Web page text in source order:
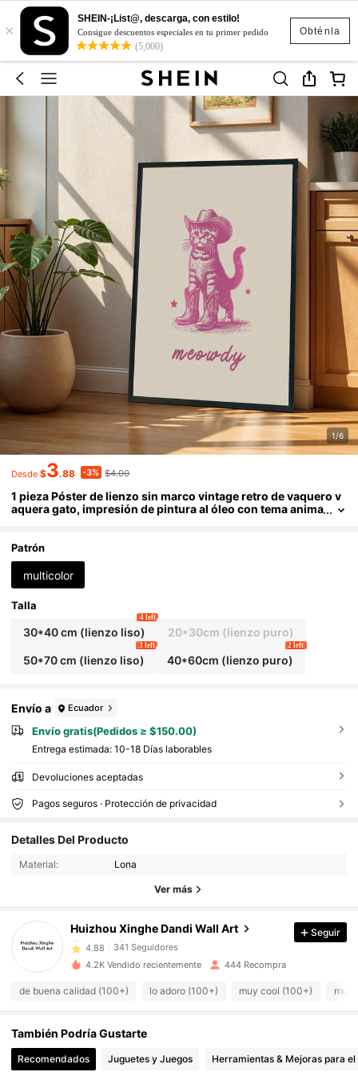
Obténla
×
SHEIN-¡List@, descarga, con estilo!
Consigue descuentos especiales en tu primer pedido
(5,000)
1/6
Desde $3.88 -3% $4.00
1 pieza Póster de lienzo sin marco vintage retro de vaquero v
aquera gato, impresión de pintura al óleo con tema anima
orno doméstico elegante y delicado
Patrón
multicolor
Talla
30*40 cm (lienzo liso)
4 left
20*30cm (lienzo puro)
50*70 cm (lienzo liso)
3 left
40*60cm (lienzo puro)
2 left
Envío a Ecuador
Envío gratis(Pedidos ≥ $150.00)
Entrega estimada: 10-18 Días laborables
Devoluciones aceptadas
Pagos seguros · Protección de privacidad
Detalles Del Producto
Material: Lona
Ver más
Huizhou Xinghe Dandi Wall Art
4.88 341 Seguidores
341 Seguidores
341 Seguidores
4.88
4.88 341 Seguidores
4.88 341 Seguidores
4.88 341 Seguidores
4.88
4.88
Seguir
4.2K Vendido recientemente 444 Recompra
de buena calidad (100+) lo adoro (100+) muy cool (100+) muy
También Podría Gustarte
Recomendados Juguetes y Juegos Herramientas & Mejoras para el